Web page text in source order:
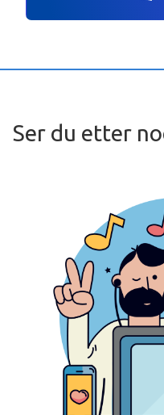
Ser du etter